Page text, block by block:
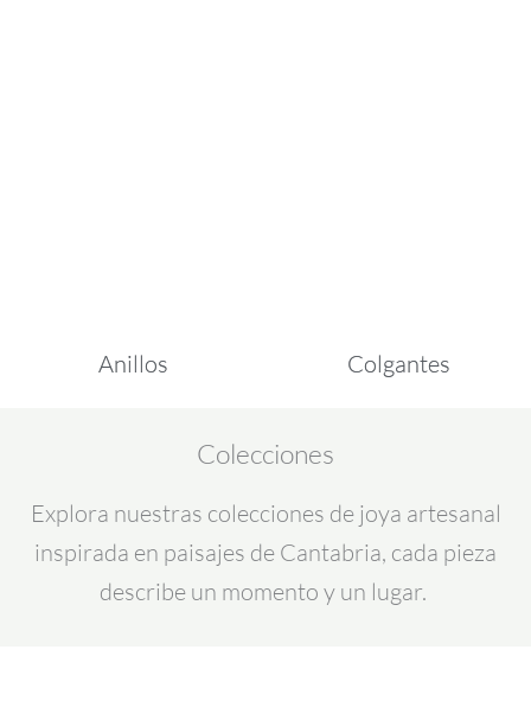
Anillos Colgantes
Colecciones
Explora nuestras colecciones de joya artesanal
inspirada en paisajes de Cantabria, cada pieza
describe un momento y un lugar.